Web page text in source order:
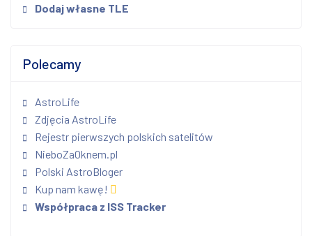
Dodaj własne TLE
Polecamy
AstroLife
Zdjęcia AstroLife
Rejestr pierwszych polskich satelitów
NieboZaOknem.pl
Polski AstroBloger
Kup nam kawę!
Współpraca z ISS Tracker